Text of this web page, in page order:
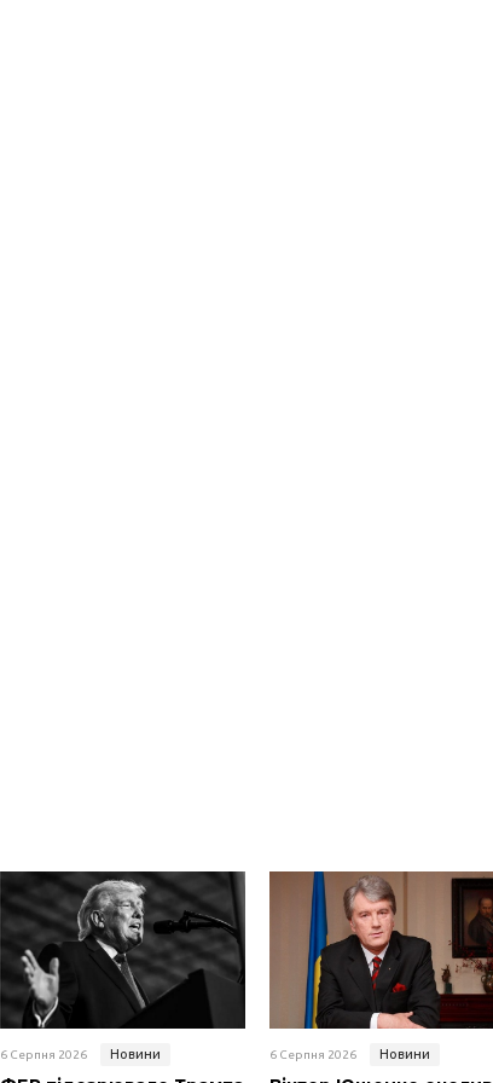
6 Серпня 2026 Новини 6 Серпня 2026 Новини